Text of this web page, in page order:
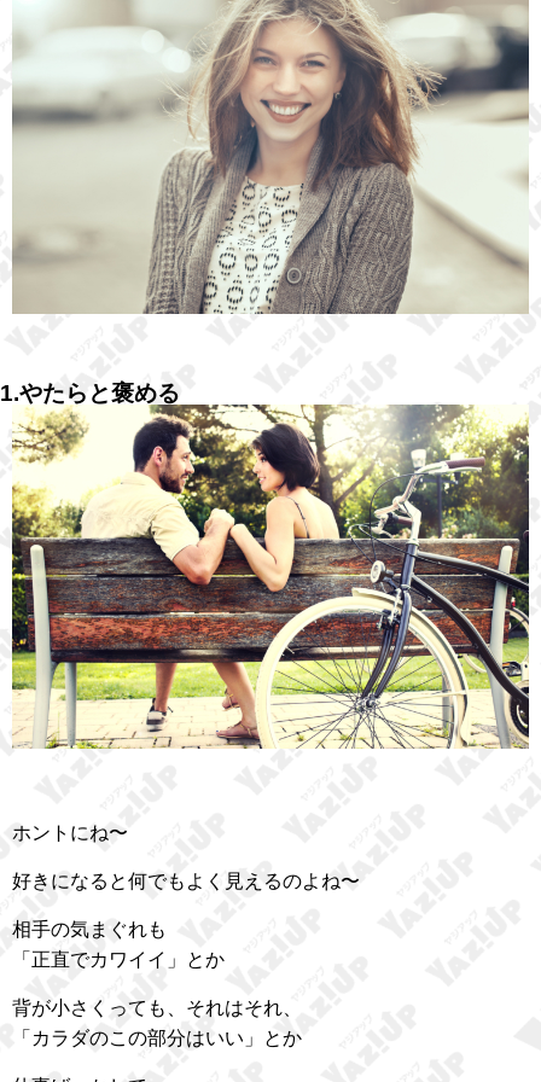
1.やたらと褒める
ホントにね〜
好きになると何でもよく見えるのよね〜
相手の気まぐれも
「正直でカワイイ」とか
背が小さくっても、それはそれ、
「カラダのこの部分はいい」とか